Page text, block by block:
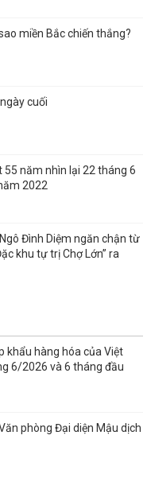
miền Bắc chiến thắng?
cuối
55 năm nhìn lại 22 tháng 6
2022
Đình Diệm ngăn chận từ
khu tự trị Chợ Lớn” ra
khẩu hàng hóa của Việt
6/2026 và 6 tháng đầu
phòng Đại diện Mậu dịch